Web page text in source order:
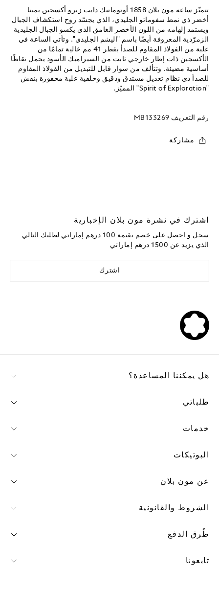
تتميّز ساعة مون بلان 1858 أوتوماتيك دايت زيرو أكسجين بمينا
أخضر ذي نمط سفوماتو الجليدي، الذي يجسّد روح استكشاف الجبال
ويستمد إلهامه من اللون الأخضر الغامق الذي يكسو الجبال الجليدية
الزمرّدية المعروفة أيضًا باسم "اليشم الجليدي". وتأتي الساعة في
علبة من الفولاذ المقاوم للصدأ بقطر 41 مم خالية تمامًا من
الأكسجين ذات إطار خارجي ثابت من السيراميك الأسود يحمل نقاطًا
أساسية مضيئة. وتتألف من سوار قابل للتبديل من الفولاذ المقاوم
للصدأ ذي نظام تعديل مستدق ودقيق وخلفية علبة محفورة بنقش
"Spirit of Exploration" المميّز.
رقم التعريف MB133269
مشاركة
اشترك في نشرة مون بلان الإخبارية
سجل و احصل على خصم بقيمة 100 درهم إماراتي لطلبك التالي
الذي يزيد عن 1500 درهم إماراتي
اشترك
طُرق الدفع
تابعونا
هل يمكننا المساعدة؟
طلباتي
خدمات
البوتيكات
عن مون بلان
الشروط والقانونية